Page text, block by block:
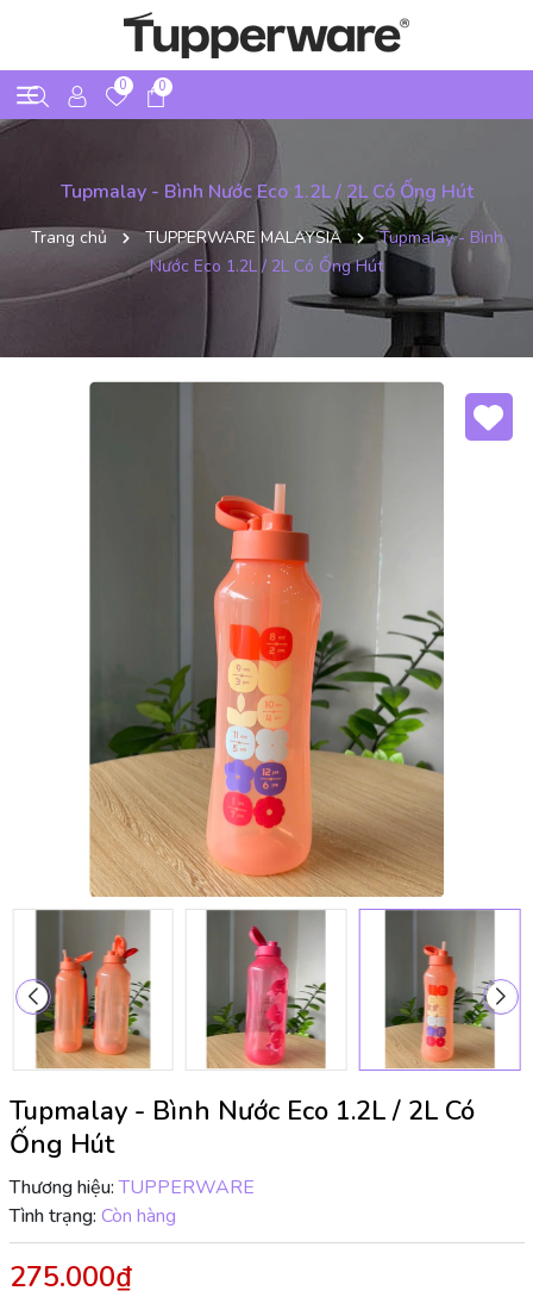
0 0
Tupmalay - Bình Nước Eco 1.2L / 2L Có Ống Hút
Trang chủ TUPPERWARE MALAYSIA
Tupmalay - Bình
Nước Eco 1.2L / 2L Có Ống Hút
Tupmalay - Bình Nước Eco 1.2L / 2L Có
Ống Hút
Thương hiệu: TUPPERWARE
Tình trạng: Còn hàng
275.000₫